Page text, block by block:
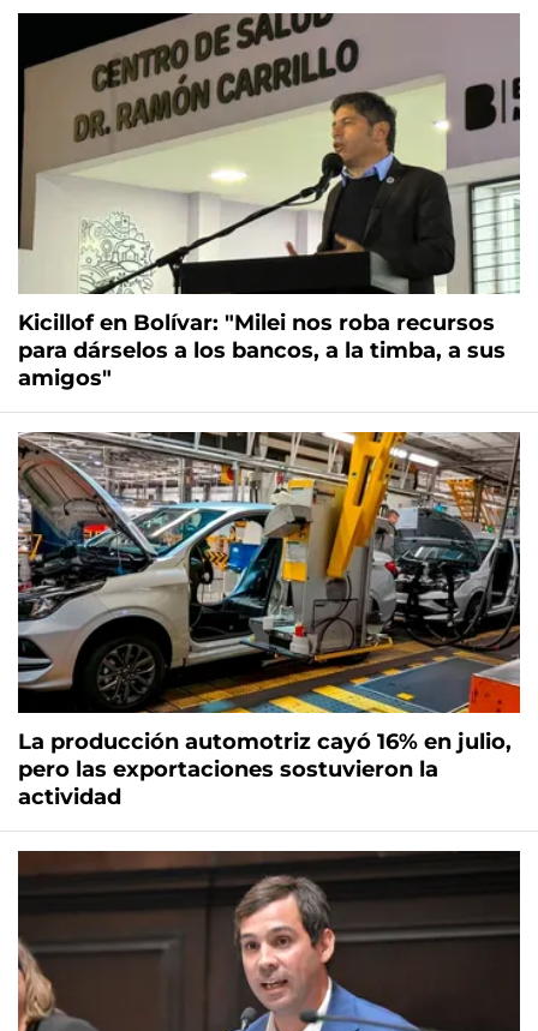
Kicillof en Bolívar: "Milei nos roba recursos
para dárselos a los bancos, a la timba, a sus
amigos"
La producción automotriz cayó 16% en julio,
pero las exportaciones sostuvieron la
actividad